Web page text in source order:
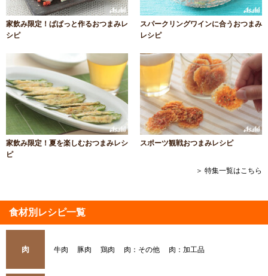
家飲み限定！ぱぱっと作るおつまみレ
シピ
スパークリングワインに合うおつまみ
レシピ
家飲み限定！夏を楽しむおつまみレシ
ピ
スポーツ観戦おつまみレシピ
＞ 特集一覧はこちら
食材別レシピ一覧
肉 牛肉 豚肉 鶏肉 肉：その他 肉：加工品